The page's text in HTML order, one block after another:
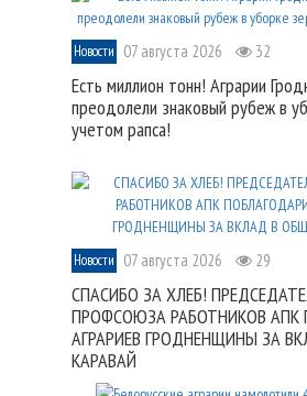
Новости 07 августа 2026 32
Есть миллион тонн! Аграрии
преодолели знаковый рубеж в
учетом рапса!
Новости 07 августа 2026 29
СПАСИБО ЗА ХЛЕБ!
ПРОФСОЮЗА РАБОТНИКОВ АПК
АГРАРИЕВ ГРОДНЕНЩИНЫ ЗА
КАРАВАЙ